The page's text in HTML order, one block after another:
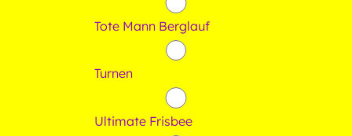
Tote Mann Berglauf
Turnen
Ultimate Frisbee